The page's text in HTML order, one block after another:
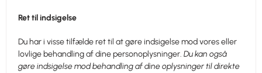
Ret til indsigelse
Du har i visse tilfælde ret til at gøre indsigelse mod vores eller
lovlige behandling af dine personoplysninger. Du kan også
gøre indsigelse mod behandling af dine oplysninger til direkte